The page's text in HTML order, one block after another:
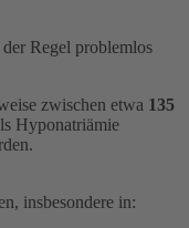
Regel problemlos
zwischen etwa 135
Hyponatriämie
insbesondere in: